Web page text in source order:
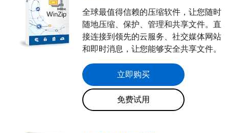
全球最值得信赖的压缩软件，让您随时
随地压缩、保护、管理和共享文件。直
接连接到领先的云服务、社交媒体网站
和即时消息，让您能够安全共享文件。
立即购买
免费试用